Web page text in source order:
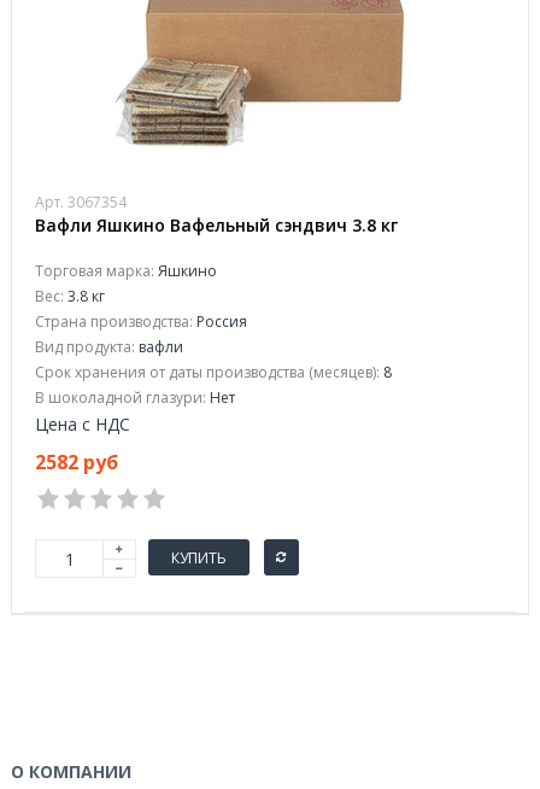
Арт. 3067354
Вафли Яшкино Вафельный сэндвич 3.8 кг
Торговая марка: Яшкино
Вес: 3.8 кг
Страна производства: Россия
Вид продукта: вафли
Срок хранения от даты производства (месяцев): 8
В шоколадной глазури: Нет
Цена с НДС
2582 руб
КУПИТЬ
О КОМПАНИИ